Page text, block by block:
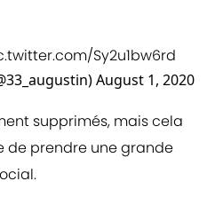
Sy2u1bw6rd
August 1, 2020
supprimés, mais cela
de prendre une grande